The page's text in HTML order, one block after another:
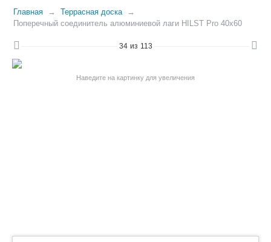
Главная
Террасная доска
Поперечный соединитель алюминиевой лаги HILST Pro 40х60
34 из 113
Наведите на картинку для увеличения